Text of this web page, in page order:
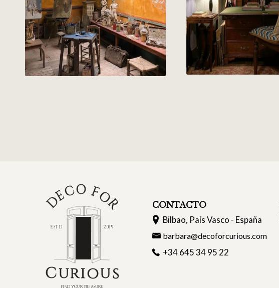
CONTACTO
Bilbao, País Vasco - España
barbara@decoforcurious.com
+34 645 34 95 22